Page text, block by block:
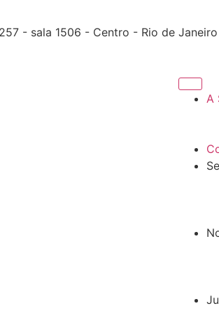
- sala 1506 - Centro - Rio de
A